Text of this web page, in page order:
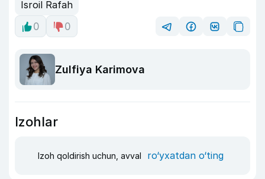
Isroil Rafah
0
0
Zulfiya Karimova
Izohlar
Izoh qoldirish uchun, avval ro‘yxatdan o‘ting